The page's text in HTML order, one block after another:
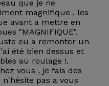
que je ne
magnifique , les
avant a mettre en
"MAGNIFIQUE".
eu a remonter un
été bien dessus et
au roulage !.
vous , je fais des
pas a vous